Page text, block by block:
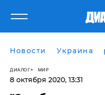
Новости Украина
ДИАЛОГ МИР
8 октября 2020, 13:31